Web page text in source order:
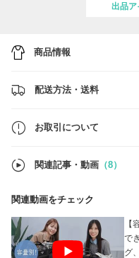
【返品方法や返品条件などの
■「お取引について」に注意事
■土日祝及び年末年始がお休み
出品ア
商品情報
配送方法・送料
お取引について
関連記事・動画 （8）
関連動画をチェック
【
で
グ